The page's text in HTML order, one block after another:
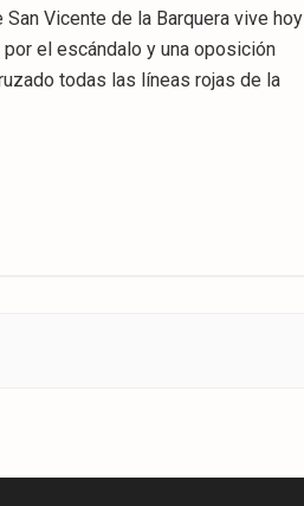
Vicente de la Barquera vive hoy
el escándalo y una oposición
todas las líneas rojas de la